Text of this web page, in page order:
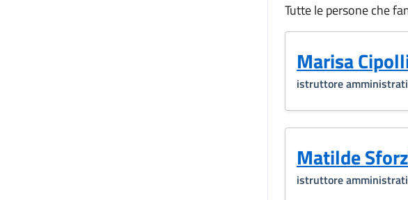
Tutte le persone che
Marisa
istruttore
Matilde
istruttore